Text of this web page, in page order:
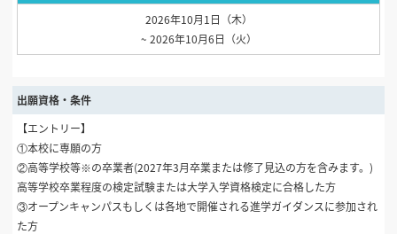
2026年10月1日（木）
~ 2026年10月6日（火）
出願資格・条件
【エントリー】
①本校に専願の方
②高等学校等※の卒業者(2027年3月卒業または修了見込の方を含みます。)
高等学校卒業程度の検定試験または大学入学資格検定に合格した方
③オープンキャンパスもしくは各地で開催される進学ガイダンスに参加され
た方